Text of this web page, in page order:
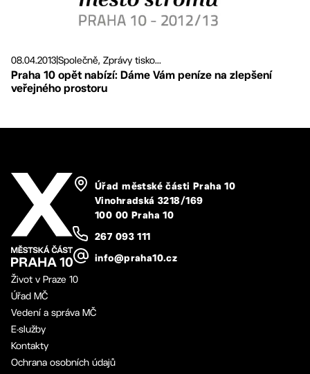
08.04.2013Společně, Zprávy tisko...
Praha 10 opět nabízí: Dáme Vám peníze na zlepšení
veřejného prostoru
Úřad městské části Praha 10
Vinohradská 3218/169
100 00 Praha 10
267 093 111
info@praha10.cz
Život v Praze 10
Úřad MČ
Vedení a správa MČ
E-služby
Kontakty
Ochrana osobních údajů